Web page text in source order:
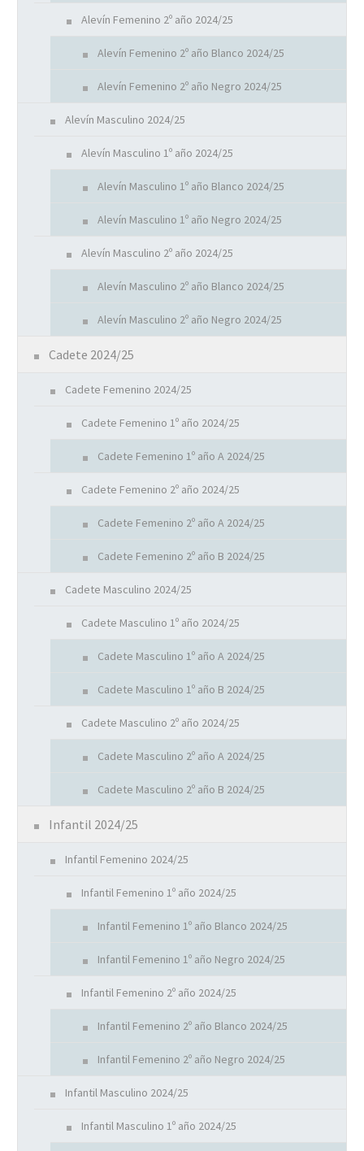
Alevín Femenino 2º año 2024/25
Alevín Femenino 2º año Blanco 2024/25
Alevín Femenino 2º año Negro 2024/25
Alevín Masculino 2024/25
Alevín Masculino 1º año 2024/25
Alevín Masculino 1º año Blanco 2024/25
Alevín Masculino 1º año Negro 2024/25
Alevín Masculino 2º año 2024/25
Alevín Masculino 2º año Blanco 2024/25
Alevín Masculino 2º año Negro 2024/25
Cadete 2024/25
Cadete Femenino 2024/25
Cadete Femenino 1º año 2024/25
Cadete Femenino 1º año A 2024/25
Cadete Femenino 2º año 2024/25
Cadete Femenino 2º año A 2024/25
Cadete Femenino 2º año B 2024/25
Cadete Masculino 2024/25
Cadete Masculino 1º año 2024/25
Cadete Masculino 1º año A 2024/25
Cadete Masculino 1º año B 2024/25
Cadete Masculino 2º año 2024/25
Cadete Masculino 2º año A 2024/25
Cadete Masculino 2º año B 2024/25
Infantil 2024/25
Infantil Femenino 2024/25
Infantil Femenino 1º año 2024/25
Infantil Femenino 1º año Blanco 2024/25
Infantil Femenino 1º año Negro 2024/25
Infantil Femenino 2º año 2024/25
Infantil Femenino 2º año Blanco 2024/25
Infantil Femenino 2º año Negro 2024/25
Infantil Masculino 2024/25
Infantil Masculino 1º año 2024/25